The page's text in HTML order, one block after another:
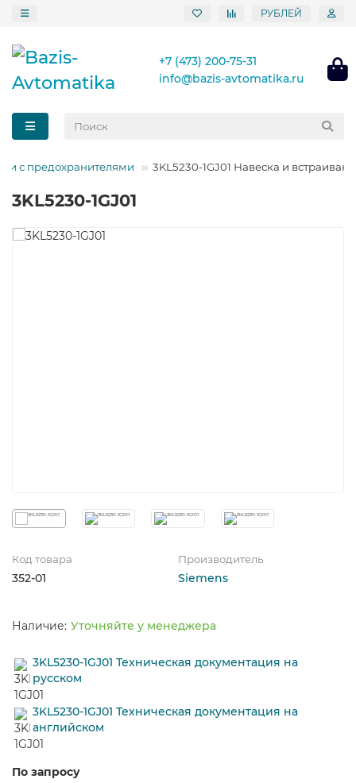
РУБЛЕЙ
+7 (473) 200-75-31
info@bazis-avtomatika.ru
с предохранителями 3KL5230-1GJ01 Навеска и
3KL5230-1GJ01
Код товара
352-01
Производитель
Siemens
Уточняйте у менеджера
3KL5230-1GJ01 Техническая документация на
русском
3KL5230-1GJ01 Техническая документация на
английском
По запросу